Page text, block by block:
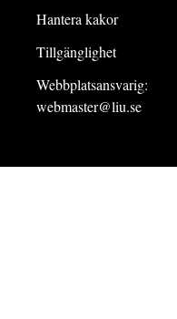
Hantera kakor
Tillgänglighet
Webbplatsansvarig:
webmaster@liu.se